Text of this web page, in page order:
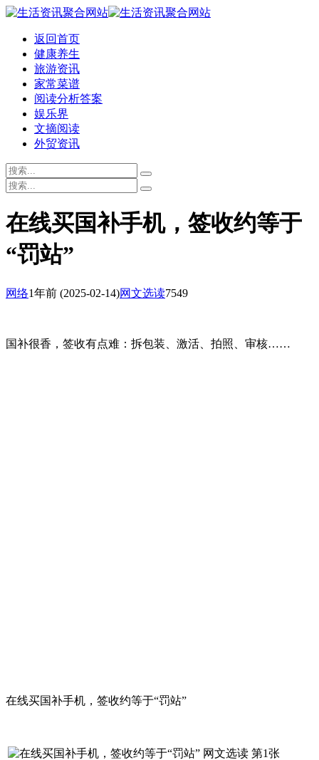
返回首页
健康养生
旅游资讯
家常菜谱
阅读分析答案
娱乐界
文摘阅读
外贸资讯
在线买国补手机，签收约等于
“罚站”
网络1年前 (2025-02-14)网文选读7549
国补很香，签收有点难：拆包装、激活、拍照、审核……
在线买国补手机，签收约等于“罚站”